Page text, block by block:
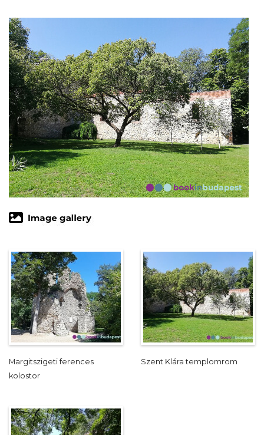
Margitszigeti ferences
kolostor
Szent Klára templomrom